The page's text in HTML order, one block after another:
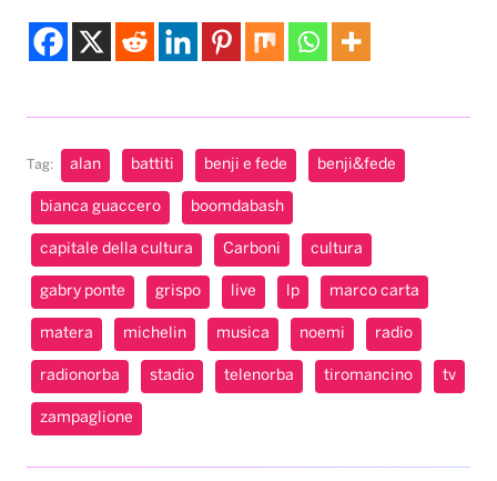
Tag: alan battiti benji e fede benji&fede
bianca guaccero boomdabash
capitale della cultura Carboni cultura
gabry ponte grispo live lp marco carta
matera michelin musica noemi radio
radionorba stadio telenorba tiromancino tv
zampaglione